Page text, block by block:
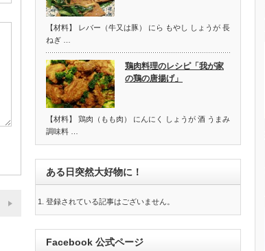
【材料】 レバー（牛又は豚） にら もやし しょうが 長
ねぎ …
鶏肉料理のレシピ「我が家
の鶏の唐揚げ」
【材料】 鶏肉（もも肉） にんにく しょうが 酒 うまみ
調味料 …
ある日突然大好物に！
登録されている記事はございません。
Facebook 公式ページ